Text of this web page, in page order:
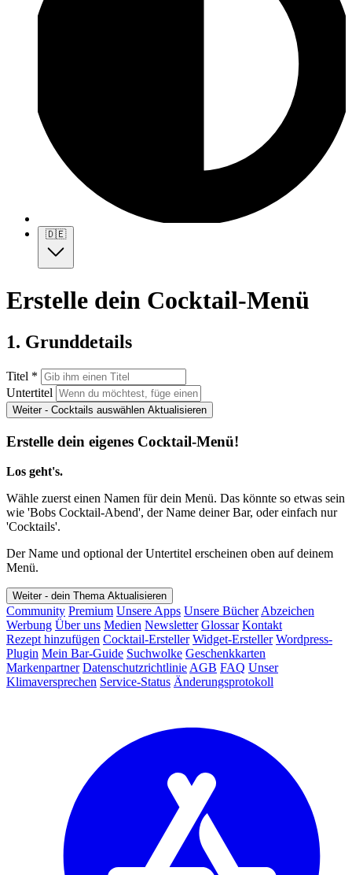
🇩🇪
Erstelle dein Cocktail-Menü
1. Grunddetails
Titel *
Untertitel
Weiter - Cocktails auswählen Aktualisieren
Erstelle dein eigenes Cocktail-Menü!
Los geht's.
Wähle zuerst einen Namen für dein Menü. Das könnte so etwas sein
wie 'Bobs Cocktail-Abend', der Name deiner Bar, oder einfach nur
'Cocktails'.
Der Name und optional der Untertitel erscheinen oben auf deinem
Menü.
Weiter - dein Thema Aktualisieren
Community Premium Unsere Apps Unsere Bücher Abzeichen
Werbung Über uns Medien Newsletter Glossar Kontakt
Rezept hinzufügen Cocktail-Ersteller Widget-Ersteller Wordpress-
Plugin Mein Bar-Guide Suchwolke Geschenkkarten
Markenpartner Datenschutzrichtlinie AGB FAQ Unser
Klimaversprechen Service-Status Änderungsprotokoll